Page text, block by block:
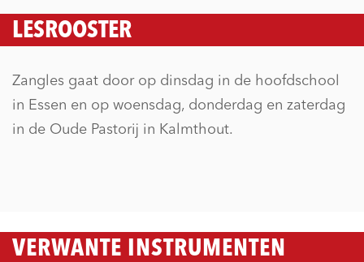
LESROOSTER
Zangles gaat door op dinsdag in de hoofdschool
in Essen en op woensdag, donderdag en zaterdag
in de Oude Pastorij in Kalmthout.
VERWANTE INSTRUMENTEN